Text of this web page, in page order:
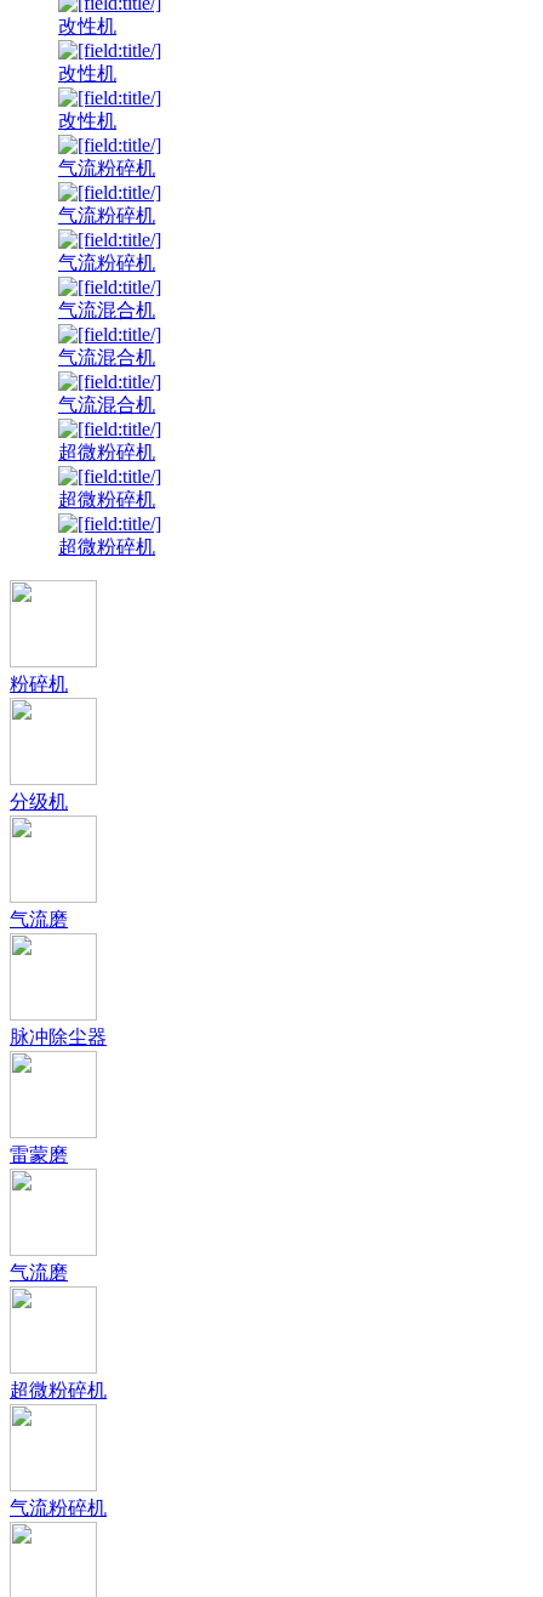
改性机
改性机
改性机
气流粉碎机
气流粉碎机
气流粉碎机
气流混合机
气流混合机
气流混合机
超微粉碎机
超微粉碎机
超微粉碎机
粉碎机
分级机
气流磨
脉冲除尘器
雷蒙磨
气流磨
超微粉碎机
气流粉碎机